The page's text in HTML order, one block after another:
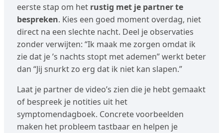
eerste stap om het rustig met je partner te
bespreken. Kies een goed moment overdag, niet
direct na een slechte nacht. Deel je observaties
zonder verwijten: “Ik maak me zorgen omdat ik
zie dat je ’s nachts stopt met ademen” werkt beter
dan “Jij snurkt zo erg dat ik niet kan slapen.”
Laat je partner de video’s zien die je hebt gemaakt
of bespreek je notities uit het
symptomendagboek. Concrete voorbeelden
maken het probleem tastbaar en helpen je